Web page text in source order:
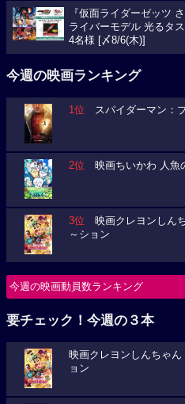
『仮面ライダーゼッツ
ライバーモデル 光るタ
4名様 [〆8/6(木)]
今週の映画ランキング
1位 スパイダーマン：
2位 映画ちいかわ 人魚
3位 映画クレヨンしん
～ション
今週の映画動員数ランキング
要チェック！今週の３本
映画クレヨンしんちゃ
ョン